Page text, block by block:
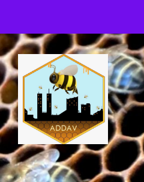
ADDAV –
Causes et conséquences de
Nous contacter Panier